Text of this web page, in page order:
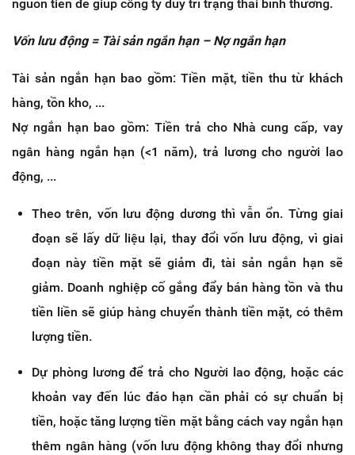
nguồn tiền để giúp công ty duy trì trạng thái bình thường.
Vốn lưu động = Tài sản ngắn hạn – Nợ ngắn hạn
Tài sản ngắn hạn bao gồm: Tiền mặt, tiền thu từ khách
hàng, tồn kho, ...
Nợ ngắn hạn bao gồm: Tiền trả cho Nhà cung cấp, vay
ngân hàng ngắn hạn (<1 năm), trả lương cho người lao
động, ...
Theo trên, vốn lưu động dương thì vẫn ổn. Từng giai
đoạn sẽ lấy dữ liệu lại, thay đổi vốn lưu động, vì giai
đoạn này tiền mặt sẽ giảm đi, tài sản ngắn hạn sẽ
giảm. Doanh nghiệp cố gắng đẩy bán hàng tồn và thu
tiền liền sẽ giúp hàng chuyển thành tiền mặt, có thêm
lượng tiền.
Dự phòng lương để trả cho Người lao động, hoặc các
khoản vay đến lúc đáo hạn cần phải có sự chuẩn bị
tiền, hoặc tăng lượng tiền mặt bằng cách vay ngắn hạn
thêm ngân hàng (vốn lưu động không thay đổi nhưng